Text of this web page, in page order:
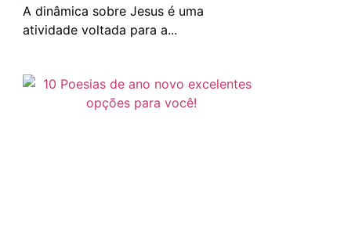
A dinâmica sobre Jesus é uma
atividade voltada para a...